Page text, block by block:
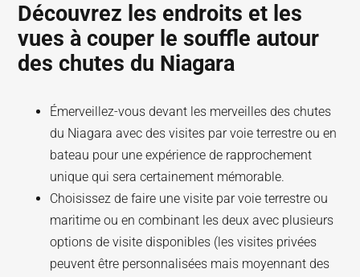
Découvrez les endroits et les
vues à couper le souffle autour
des chutes du Niagara
Émerveillez-vous devant les merveilles des chutes
du Niagara avec des visites par voie terrestre ou en
bateau pour une expérience de rapprochement
unique qui sera certainement mémorable.
Choisissez de faire une visite par voie terrestre ou
maritime ou en combinant les deux avec plusieurs
options de visite disponibles (les visites privées
peuvent être personnalisées mais moyennant des